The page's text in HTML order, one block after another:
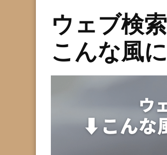
ウェブ検
こんな風